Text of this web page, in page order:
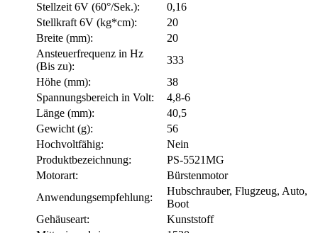
Stellzeit 6V (60°/Sek.):
0,16
Stellkraft 6V (kg*cm):
20
Breite (mm):
20
Ansteuerfrequenz in Hz
(Bis zu):
333
Höhe (mm):
38
Spannungsbereich in Volt:
4,8-6
Länge (mm):
40,5
Gewicht (g):
56
Hochvoltfähig:
Nein
Produktbezeichnung:
PS-5521MG
Motorart:
Bürstenmotor
Anwendungsempfehlung:
Hubschrauber, Flugzeug, Auto,
Boot
Gehäuseart:
Kunststoff